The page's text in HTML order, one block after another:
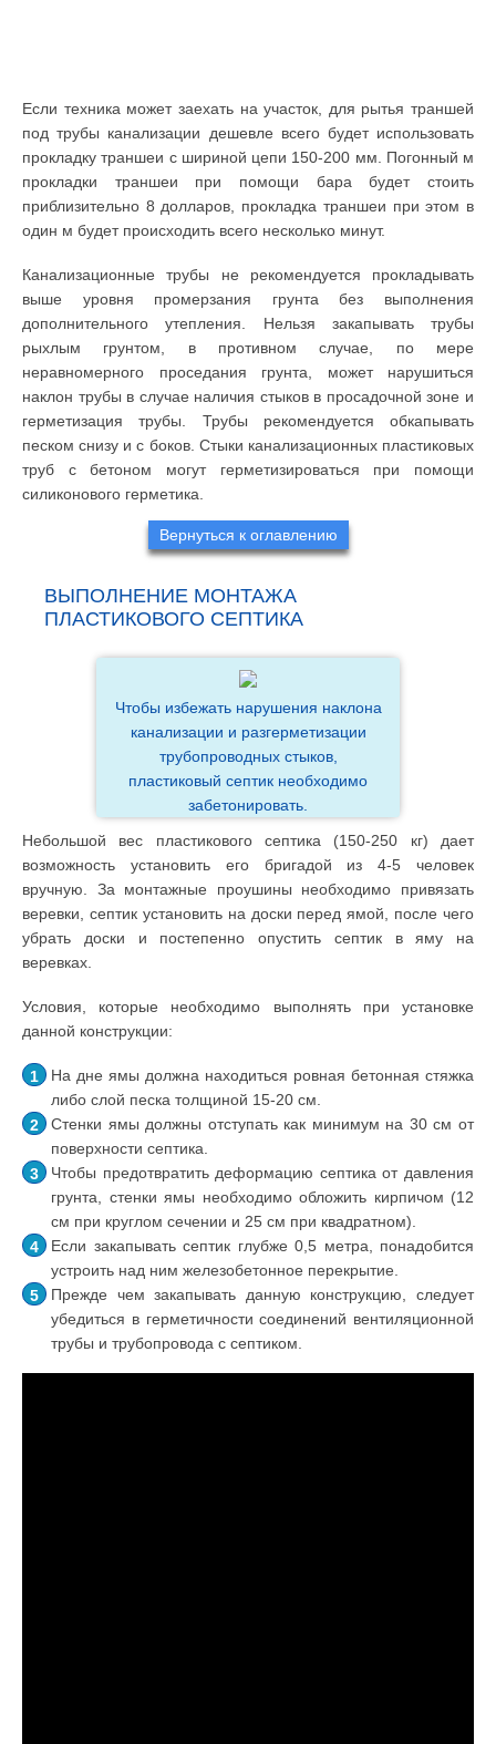
Если техника может заехать на участок, для рытья траншей
под трубы канализации дешевле всего будет использовать
прокладку траншеи с шириной цепи 150-200 мм. Погонный м
прокладки траншеи при помощи бара будет стоить
приблизительно 8 долларов, прокладка траншеи при этом в
один м будет происходить всего несколько минут.
Канализационные трубы не рекомендуется прокладывать
выше уровня промерзания грунта без выполнения
дополнительного утепления. Нельзя закапывать трубы
рыхлым грунтом, в противном случае, по мере
неравномерного проседания грунта, может нарушиться
наклон трубы в случае наличия стыков в просадочной зоне и
герметизация трубы. Трубы рекомендуется обкапывать
песком снизу и с боков. Стыки канализационных пластиковых
труб с бетоном могут герметизироваться при помощи
силиконового герметика.
Вернуться к оглавлению
ВЫПОЛНЕНИЕ МОНТАЖА
ПЛАСТИКОВОГО СЕПТИКА
Чтобы избежать нарушения наклона
канализации и разгерметизации
трубопроводных стыков,
пластиковый септик необходимо
забетонировать.
Небольшой вес пластикового септика (150-250 кг) дает
возможность установить его бригадой из 4-5 человек
вручную. За монтажные проушины необходимо привязать
веревки, септик установить на доски перед ямой, после чего
убрать доски и постепенно опустить септик в яму на
веревках.
Условия, которые необходимо выполнять при установке
данной конструкции:
На дне ямы должна находиться ровная бетонная стяжка
либо слой песка толщиной 15-20 см.
Стенки ямы должны отступать как минимум на 30 см от
поверхности септика.
Чтобы предотвратить деформацию септика от давления
грунта, стенки ямы необходимо обложить кирпичом (12
см при круглом сечении и 25 см при квадратном).
Если закапывать септик глубже 0,5 метра, понадобится
устроить над ним железобетонное перекрытие.
Прежде чем закапывать данную конструкцию, следует
убедиться в герметичности соединений вентиляционной
трубы и трубопровода с септиком.